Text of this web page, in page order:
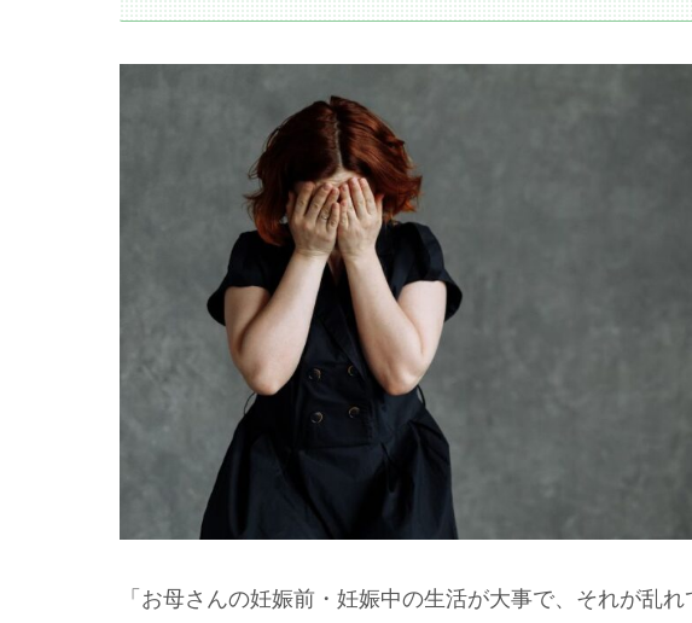
「お母さんの妊娠前・妊娠中の生活が大事で、それが乱れ